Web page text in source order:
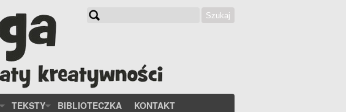
Szukaj
TEKSTY BIBLIOTECZKA KONTAKT